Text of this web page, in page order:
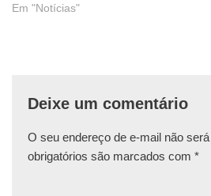
Em "Notícias"
Deixe um comentário
O seu endereço de e-mail não
obrigatórios são marcados com *